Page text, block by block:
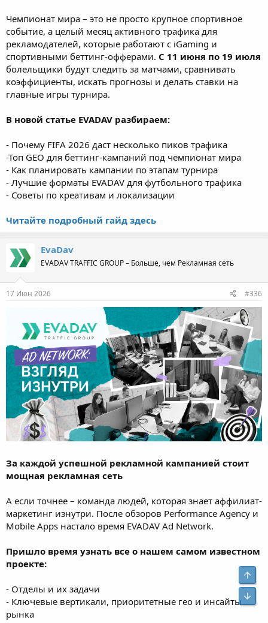
Чемпионат мира – это не просто крупное спортивное
событие, а целый месяц активного трафика для
рекламодателей, которые работают с iGaming и
спортивными беттинг-офферами. С 11 июня по 19 июля
болельщики будут следить за матчами, сравнивать
коэффициенты, искать прогнозы и делать ставки на
главные игры турнира.
В новой статье EVADAV разбираем:
- Почему FIFA 2026 даст несколько пиков трафика
-Топ GEO для беттинг-кампаний под чемпионат мира
- Как планировать кампании по этапам турнира
- Лучшие форматы EVADAV для футбольного трафика
- Советы по креативам и локализации
Читайте подробный гайд здесь
EvaDav
EVADAV TRAFFIC GROUP – Больше, чем Рекламная сеть
17 Июн 2026 #336
За каждой успешной рекламной кампанией стоит
мощная рекламная сеть
А если точнее – команда людей, которая знает аффилиат-
маркетинг изнутри. После обзоров Performance Agency и
Mobile Apps настало время EVADAV Ad Network.
Пришло время узнать все о нашем самом известном
проекте:
- Отделы и их задачи
- Ключевые вертикали, приоритетные гео и инсайты
рынка